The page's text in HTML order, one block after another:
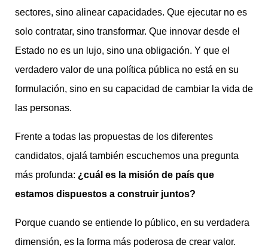
sectores, sino alinear capacidades. Que ejecutar no es
solo contratar, sino transformar. Que innovar desde el
Estado no es un lujo, sino una obligación. Y que el
verdadero valor de una política pública no está en su
formulación, sino en su capacidad de cambiar la vida de
las personas.
Frente a todas las propuestas de los diferentes
candidatos, ojalá también escuchemos una pregunta
más profunda: ¿cuál es la misión de país que
estamos dispuestos a construir juntos?
Porque cuando se entiende lo público, en su verdadera
dimensión, es la forma más poderosa de crear valor.